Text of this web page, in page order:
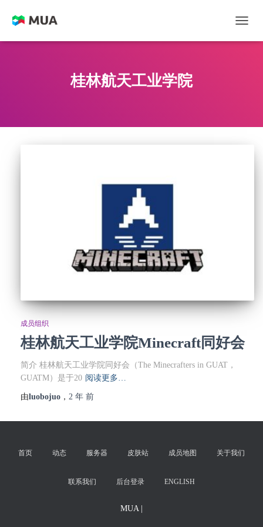
桂林航天工业学院
成员组织
桂林航天工业学院Minecraft同好会
简介 桂林航天工业学院同好会（The Minecrafters in GUAT，
GUATM）是于20 阅读更多…
由luobojuo ， 2 年 前
首页 动态 服务器 皮肤站 成员地图 关于我们
联系我们 后台登录 ENGLISH
MUA |